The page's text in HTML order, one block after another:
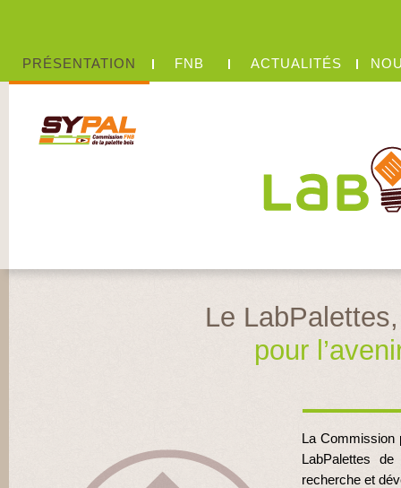
PRÉSENTATION FNB ACTUALITÉS
Le
pour
La Commission
LabPalettes
recherche et